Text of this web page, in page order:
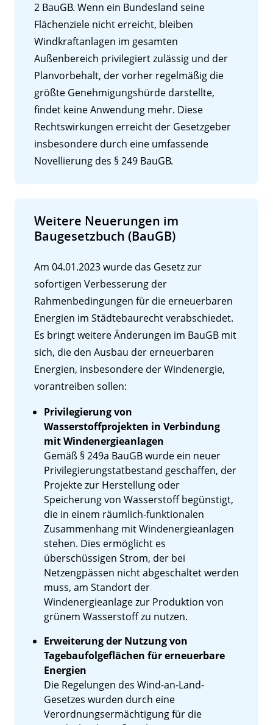
2 BauGB. Wenn ein Bundesland seine
Flächenziele nicht erreicht, bleiben
Windkraftanlagen im gesamten
Außenbereich privilegiert zulässig und der
Planvorbehalt, der vorher regelmäßig die
größte Genehmigungshürde darstellte,
findet keine Anwendung mehr. Diese
Rechtswirkungen erreicht der Gesetzgeber
insbesondere durch eine umfassende
Novellierung des § 249 BauGB.
Weitere Neuerungen im
Baugesetzbuch (BauGB)
Am 04.01.2023 wurde das Gesetz zur
sofortigen Verbesserung der
Rahmenbedingungen für die erneuerbaren
Energien im Städtebaurecht verabschiedet.
Es bringt weitere Änderungen im BauGB mit
sich, die den Ausbau der erneuerbaren
Energien, insbesondere der Windenergie,
vorantreiben sollen:
Privilegierung von
Wasserstoffprojekten in Verbindung
mit Windenergieanlagen
Gemäß § 249a BauGB wurde ein neuer
Privilegierungstatbestand geschaffen, der
Projekte zur Herstellung oder
Speicherung von Wasserstoff begünstigt,
die in einem räumlich-funktionalen
Zusammenhang mit Windenergieanlagen
stehen. Dies ermöglicht es
überschüssigen Strom, der bei
Netzengpässen nicht abgeschaltet werden
muss, am Standort der
Windenergieanlage zur Produktion von
grünem Wasserstoff zu nutzen.
Erweiterung der Nutzung von
Tagebaufolgeflächen für erneuerbare
Energien
Die Regelungen des Wind-an-Land-
Gesetzes wurden durch eine
Verordnungsermächtigung für die